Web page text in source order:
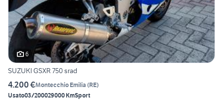
6
SUZUKI GSXR 750 srad
4.200 €Montecchio Emilia (RE)
Usato03/200029000 KmSport